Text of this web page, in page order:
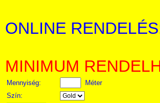
ONLINE
MINIMUM
Mennyiség:
Méter
Szín: